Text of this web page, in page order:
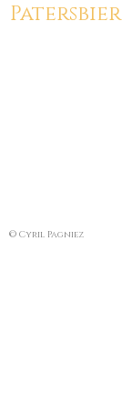
Patersbier
© Cyril Pagniez